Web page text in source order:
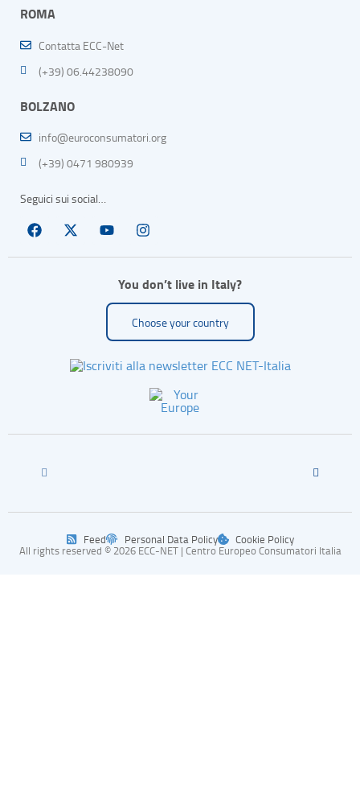
ROMA
Contatta ECC-Net
(+39) 06.44238090
BOLZANO
info@euroconsumatori.org
(+39) 0471 980939
Seguici sui social…
You don’t live in Italy?
Choose your country
All rights reserved © 2026 ECC-NET | Centro Europeo Consumatori Italia
Feed Personal Data Policy Cookie Policy